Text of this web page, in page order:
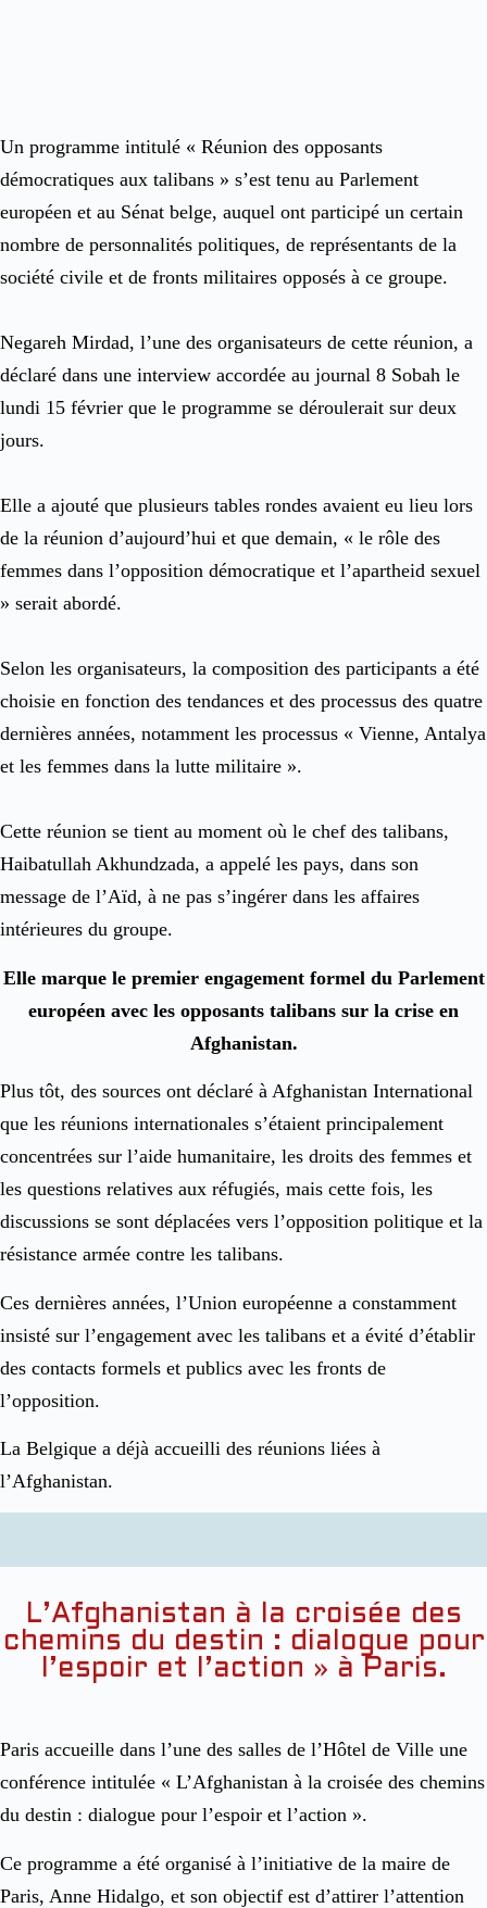
Un programme intitulé « Réunion des opposants
démocratiques aux talibans » s’est tenu au Parlement
européen et au Sénat belge, auquel ont participé un certain
nombre de personnalités politiques, de représentants de la
société civile et de fronts militaires opposés à ce groupe.
Negareh Mirdad, l’une des organisateurs de cette réunion, a
déclaré dans une interview accordée au journal 8 Sobah le
lundi 15 février que le programme se déroulerait sur deux
jours.
Elle a ajouté que plusieurs tables rondes avaient eu lieu lors
de la réunion d’aujourd’hui et que demain, « le rôle des
femmes dans l’opposition démocratique et l’apartheid sexuel
» serait abordé.
Selon les organisateurs, la composition des participants a été
choisie en fonction des tendances et des processus des quatre
dernières années, notamment les processus « Vienne, Antalya
et les femmes dans la lutte militaire ».
Cette réunion se tient au moment où le chef des talibans,
Haibatullah Akhundzada, a appelé les pays, dans son
message de l’Aïd, à ne pas s’ingérer dans les affaires
intérieures du groupe.
Elle marque le premier engagement formel du Parlement
européen avec les opposants talibans sur la crise en
Afghanistan.
Plus tôt, des sources ont déclaré à Afghanistan International
que les réunions internationales s’étaient principalement
concentrées sur l’aide humanitaire, les droits des femmes et
les questions relatives aux réfugiés, mais cette fois, les
discussions se sont déplacées vers l’opposition politique et la
résistance armée contre les talibans.
Ces dernières années, l’Union européenne a constamment
insisté sur l’engagement avec les talibans et a évité d’établir
des contacts formels et publics avec les fronts de
l’opposition.
La Belgique a déjà accueilli des réunions liées à
l’Afghanistan.
L’Afghanistan à la croisée des
chemins du destin : dialogue pour
l’espoir et l’action » à Paris.
Paris accueille dans l’une des salles de l’Hôtel de Ville une
conférence intitulée « L’Afghanistan à la croisée des chemins
du destin : dialogue pour l’espoir et l’action ».
Ce programme a été organisé à l’initiative de la maire de
Paris, Anne Hidalgo, et son objectif est d’attirer l’attention